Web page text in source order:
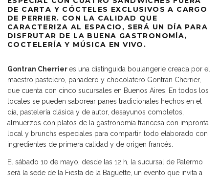
DE CARTA Y CÓCTELES EXCLUSIVOS A CARGO
DE PERRIER. CON LA CALIDAD QUE
CARACTERIZA AL ESPACIO, SERÁ UN DÍA PARA
DISFRUTAR DE LA BUENA GASTRONOMÍA,
COCTELERÍA Y MÚSICA EN VIVO.
Gontran Cherrieres una distinguida boulangerie creada por el
maestro pastelero, panadero y chocolatero Gontran Cherrier,
que cuenta con cinco sucursales en Buenos Aires. En todos los
locales se pueden saborear panes tradicionales hechos en el
día, pastelería clásica y de autor, desayunos completos,
almuerzos con platos de la gastronomía francesa con impronta
local y brunchs especiales para compartir, todo elaborado con
ingredientes de primera calidad y de origen francés.
El sábado 10 de mayo, desde las 12 h, la sucursal de Palermo
será la sede de la Fiesta de la Baguette, un evento que invita a